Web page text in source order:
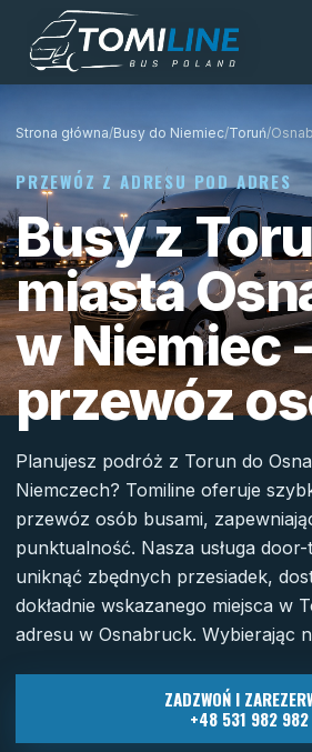
Przejdź do treści
Strona główna/Busy do Niemiec/Toruń/
PRZEWÓZ Z ADRESU POD ADRES
Busy z
miasta
w Niemiec
przewóz
Planujesz podróż z Torun do
Niemczech? Tomiline oferuje
przewóz osób busami,
punktualność. Nasza usługa
uniknąć zbędnych przesiadek,
dokładnie wskazanego miejsca w
adresu w Osnabruck. Wybierając
ZADZWOŃ I
+48 531 982 982